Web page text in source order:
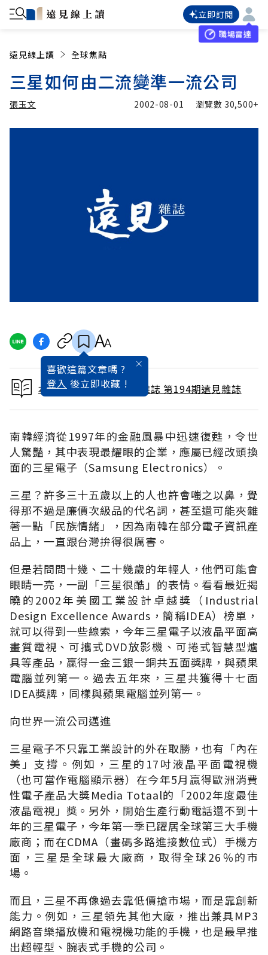
立即訂閱
職場雷達
遠見線上讀 全球焦點
三星如何由二流變準一流公司
張玉文 2002-08-01 瀏覽數 30,500+
喜歡這篇文章嗎 ?
登入 後立即收藏 !
本文出自 2002 / 8月號雜誌 第194期遠見雜誌
南韓經濟從1997年的金融風暴中迅速復甦，令世
人驚豔，其中表現最耀眼的企業，應屬已經改頭換
面的三星電子（Samsung Electronics）。
三星？許多三十五歲以上的人也許會嗤之以鼻，覺
得那不過是廉價次級品的代名詞，甚至還可能夾雜
著一點「民族情緒」，因為南韓在部分電子資訊產
品上，一直跟台灣拚得很厲害。
但是若問問十幾、二十幾歲的年輕人，他們可能會
眼睛一亮，一副「三星很酷」的表情。看看最近揭
曉的2002年美國工業設計卓越獎（Industrial
Design Excellence Awards，簡稱IDEA）榜單，
就可以得到一些線索，今年三星電子以液晶平面高
畫質電視、可攜式DVD放影機、可捲式智慧型爐
具等產品，贏得一金三銀一銅共五面獎牌，與蘋果
電腦並列第一。過去五年來，三星共獲得十七面
IDEA獎牌，同樣與蘋果電腦並列第一。
向世界一流公司邁進
三星電子不只靠工業設計的外在取勝，也有「內在
美」支撐。例如，三星的17吋液晶平面電視機
（也可當作電腦顯示器）在今年5月贏得歐洲消費
性電子產品大獎Media Totaal的「2002年度最佳
液晶電視」獎。另外，開始生產行動電話還不到十
年的三星電子，今年第一季已躍居全球第三大手機
廠商；而在CDMA（畫碼多路進接數位式）手機方
面，三星是全球最大廠商，取得全球26％的市
場。
而且，三星不再像過去靠低價搶市場，而是靠創新
能力。例如，三星領先其他大廠，推出兼具MP3
網路音樂播放機和電視機功能的手機，也是最早推
出超輕型、腕表式手機的公司。